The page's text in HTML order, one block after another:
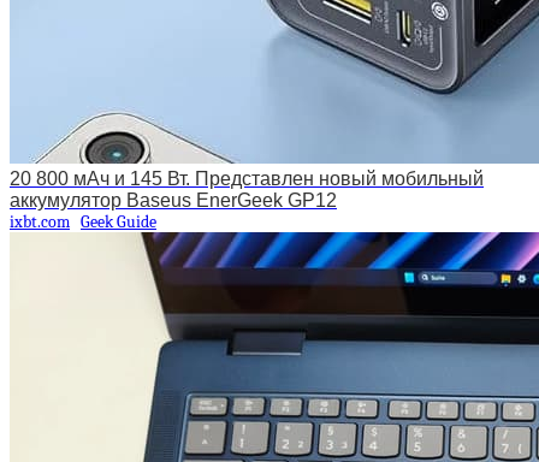
20 800 мАч и 145 Вт. Представлен новый мобильный
аккумулятор Baseus EnerGeek GP12
ixbt.com Geek Guide